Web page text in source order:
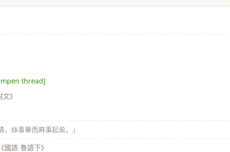
thread]
文》
，絲事畢而麻事起矣。」
《國語·魯語下》